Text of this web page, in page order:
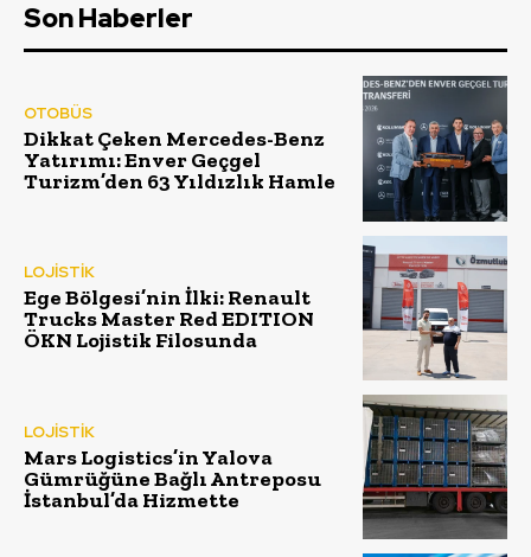
Son Haberler
OTOBÜS
Dikkat Çeken Mercedes-Benz
Yatırımı: Enver Geçgel
Turizm’den 63 Yıldızlık Hamle
LOJİSTİK
Ege Bölgesi’nin İlki: Renault
Trucks Master Red EDITION
ÖKN Lojistik Filosunda
LOJİSTİK
Mars Logistics’in Yalova
Gümrüğüne Bağlı Antreposu
İstanbul’da Hizmette